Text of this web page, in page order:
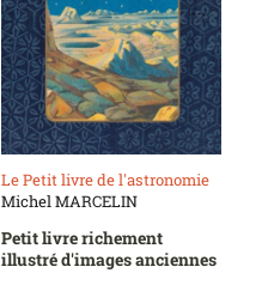
Le Petit livre de l'astronomie
Michel MARCELIN
Petit livre richement
illustré d'images anciennes